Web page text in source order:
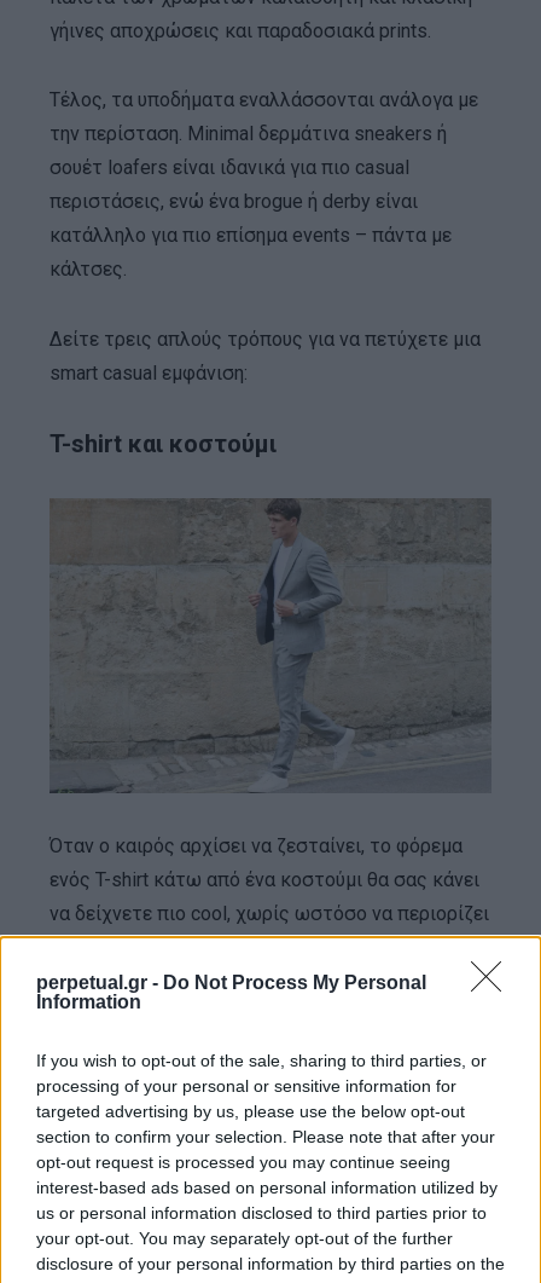
perpetual.gr - Do Not Process My Personal
Information
If you wish to opt-out of the sale, sharing to third parties, or
processing of your personal or sensitive information for
targeted advertising by us, please use the below opt-out
section to confirm your selection. Please note that after your
opt-out request is processed you may continue seeing
interest-based ads based on personal information utilized by
us or personal information disclosed to third parties prior to
your opt-out. You may separately opt-out of the further
disclosure of your personal information by third parties on the
γήινες αποχρώσεις και παραδοσιακά prints.
Τέλος, τα υποδήματα εναλλάσσονται ανάλογα με
την περίσταση. Minimal δερμάτινα sneakers ή
σουέτ loafers είναι ιδανικά για πιο casual
περιστάσεις, ενώ ένα brogue ή derby είναι
κατάλληλο για πιο επίσημα events – πάντα με
κάλτσες.
Δείτε τρεις απλούς τρόπους για να πετύχετε μια
smart casual εμφάνιση:
T-shirt και κοστούμι
Όταν ο καιρός αρχίσει να ζεσταίνει, το φόρεμα
ενός T-shirt κάτω από ένα κοστούμι θα σας κάνει
να δείχνετε πιο cool, χωρίς ωστόσο να περιορίζει
ωραία με ένα πιο παραδοσιακό σκούρο κοστούμι
δύο τεμαχίων, όπως επίσης με ένα κλασικό
βαμβακερό blazer και chinos ή τζιν παντελόνι.
Σημασία βέβαια έχει να προσπαθήσετε να
επιλέξετε Τ-shirt τα οποία θα ξεχωρίζουν από
κάτω. Έτσι για ένα σκούρο γκρι κοστούμι
δοκιμάστε ένα λευκό ή ριγέ μπλουζάκι. Αν έχετε
ένα ανοιχτόχρωμο κοστούμι επιλέξτε πιο σκούρα